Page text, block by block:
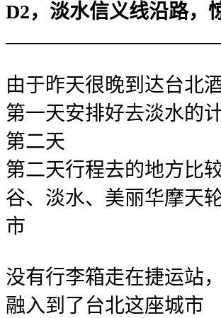
D2，淡水信义线沿路，
由于昨天很晚到达台北
第一天安排好去淡水的
第二天
第二天行程去的地方比
谷、淡水、美丽华摩天
市
没有行李箱走在捷运站
融入到了台北这座城市